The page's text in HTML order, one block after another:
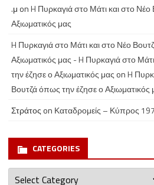
.μ onH Πυρκαγιά στο Μάτι και στο
Αξιωματικός μας
H Πυρκαγιά στο Μάτι και στο Νέο
Αξιωματικός μας - H Πυρκαγιά στο
την έζησε ο Αξιωματικός μαςonH
Βουτζά όπως την έζησε ο Αξιωματικός
Στράτοςon Καταδρομείς – Κύπρος
CATEGORIES
Categories